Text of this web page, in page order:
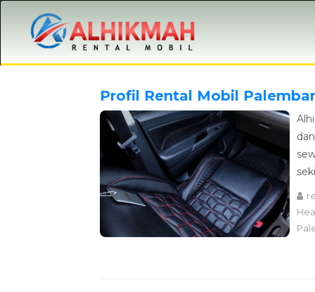
Profil Rental Mobil